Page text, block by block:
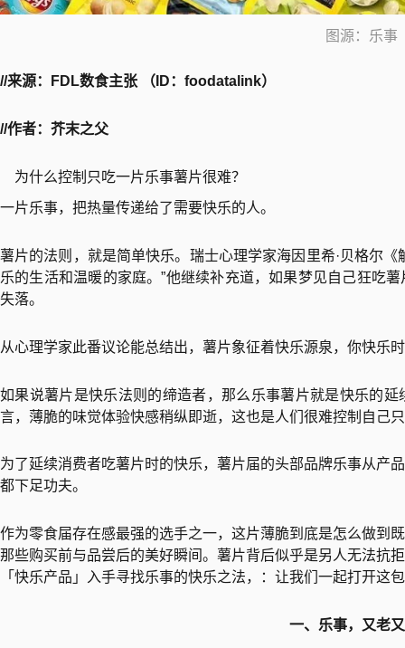
图源：乐事
//来源：FDL数食主张 （ID：foodatalink）
//作者：芥末之父
为什么控制只吃一片乐事薯片很难？
一片乐事，把热量传递给了需要快乐的人。
薯片的法则，就是简单快乐。瑞士心理学家海因里希·贝格尔
乐的生活和温暖的家庭。”他继续补充道，如果梦见自己狂吃
失落。
从心理学家此番议论能总结出，薯片象征着快乐源泉，你快乐
如果说薯片是快乐法则的缔造者，那么乐事薯片就是快乐的
言，薄脆的味觉体验快感稍纵即逝，这也是人们很难控制自己
为了延续消费者吃薯片时的快乐，薯片届的头部品牌乐事从产
都下足功夫。
作为零食届存在感最强的选手之一，这片薄脆到底是怎么做到
那些购买前与品尝后的美好瞬间。薯片背后似乎是另人无法抗
「快乐产品」入手寻找乐事的快乐之法，：让我们一起打开这
一、乐事，又老